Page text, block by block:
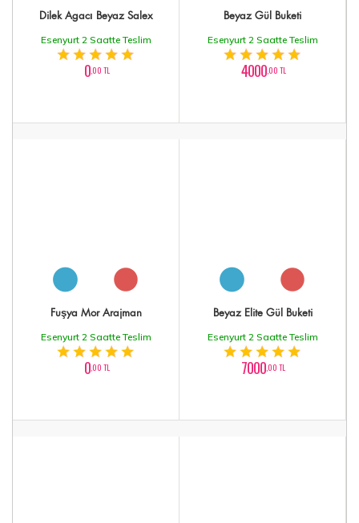
Dilek Agacı Beyaz Salex
Esenyurt 2 Saatte Teslim
0,00 TL
Beyaz Gül Buketi
Esenyurt 2 Saatte Teslim
4000,00 TL
Fuşya Mor Arajman
Esenyurt 2 Saatte Teslim
0,00 TL
Beyaz Elite Gül Buketi
Esenyurt 2 Saatte Teslim
7000,00 TL